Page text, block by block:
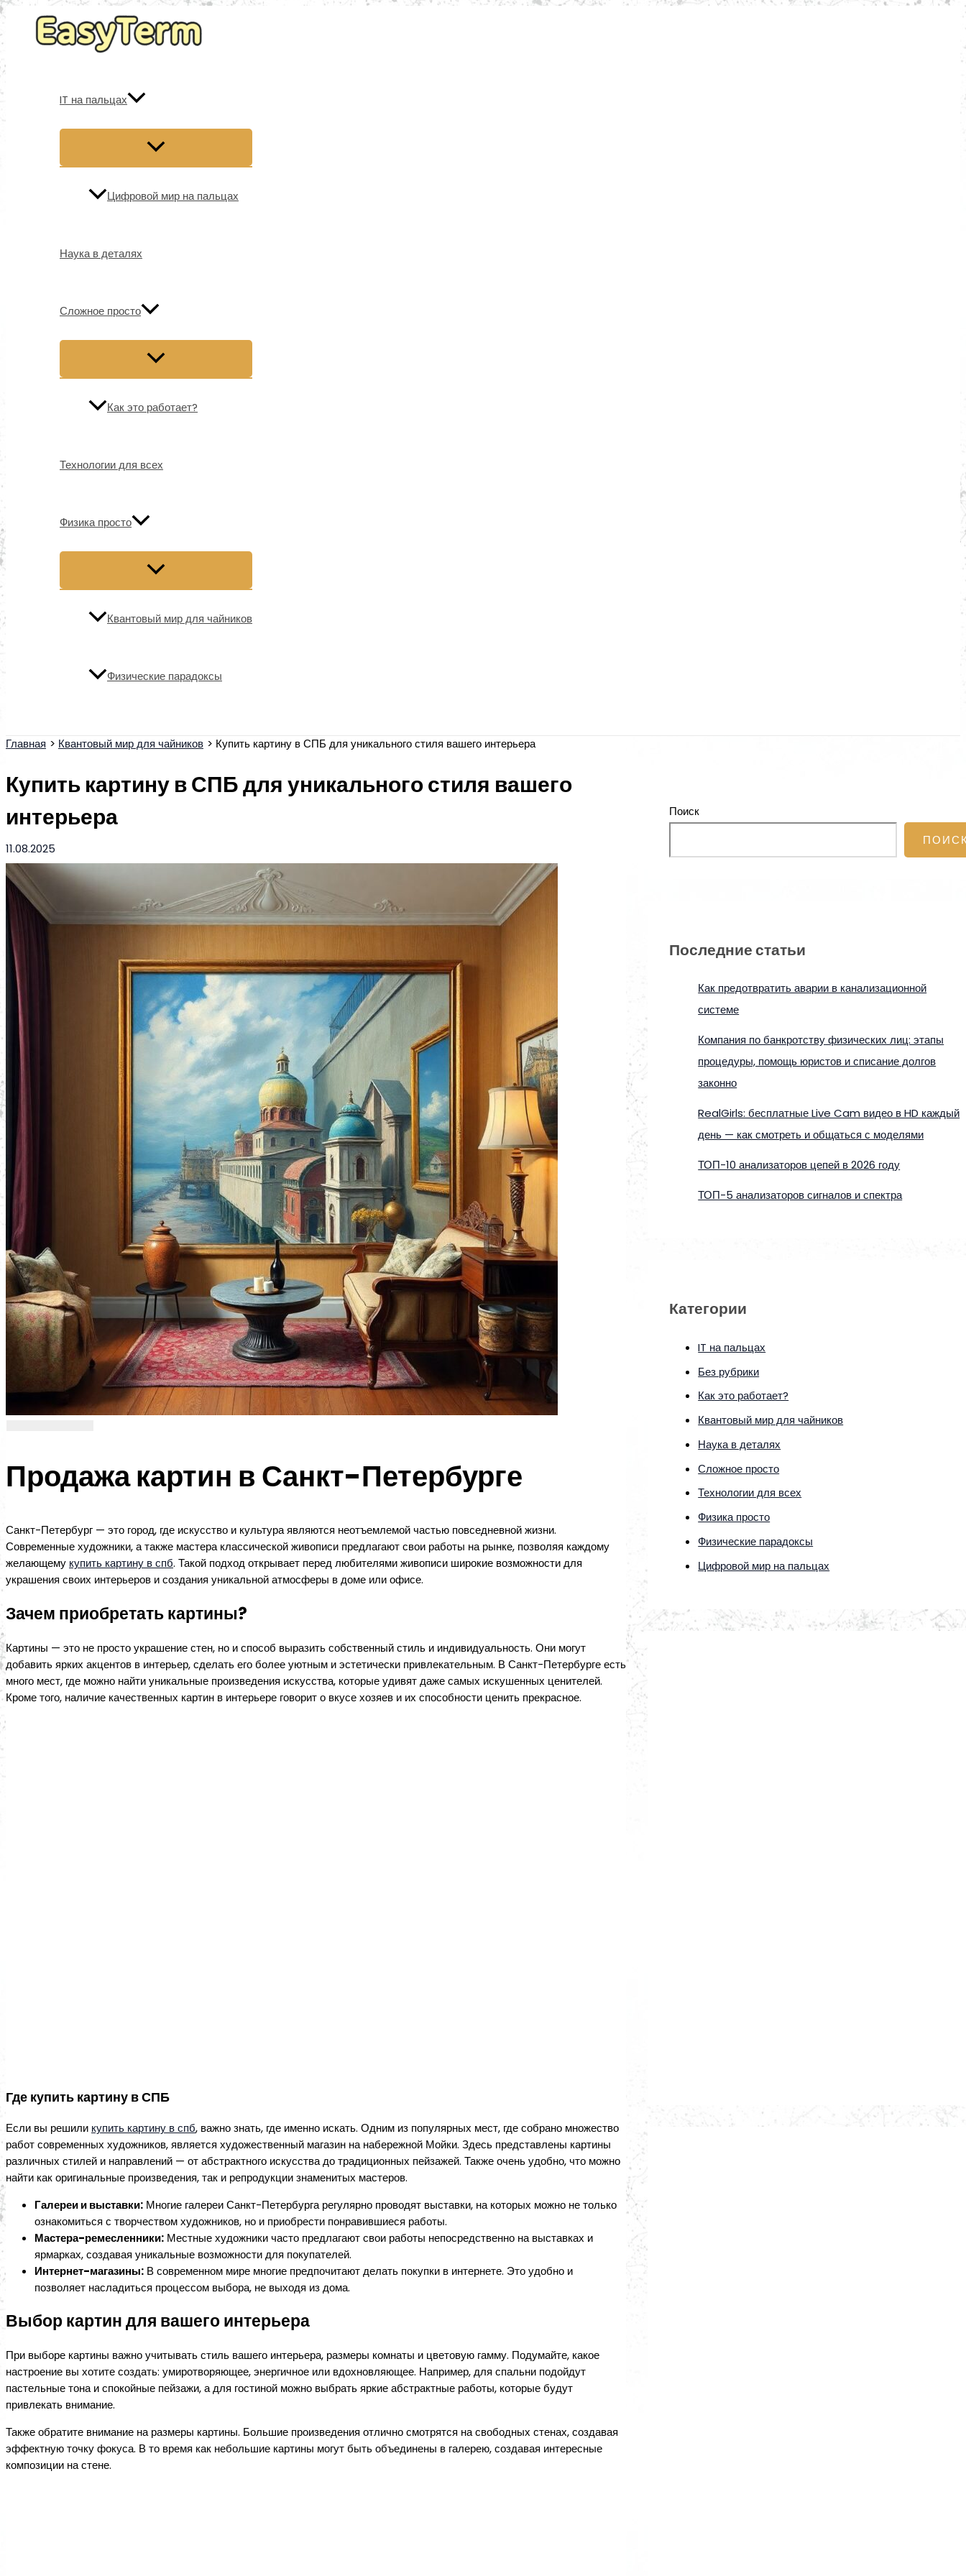
Перейти
содержимому
IT на пальцах
Цифровой мир на пальцах
Наука в деталях
Сложное просто
Как это работает?
Технологии для всех
Физика просто
Квантовый мир для чайников
Физические парадоксы
Главная Квантовый мир для чайников Купить картину в СПБ для уникального стиля вашего интерьера
Купить картину в СПБ для уникального стиля вашего
интерьера
11.08.2025
Продажа картин в Санкт-Петербурге
Санкт-Петербург — это город, где искусство и культура являются неотъемлемой частью повседневной жизни.
Современные художники, а также мастера классической живописи предлагают свои работы на рынке, позволяя каждому
желающему купить картину в спб. Такой подход открывает перед любителями живописи широкие возможности для
украшения своих интерьеров и создания уникальной атмосферы в доме или офисе.
Зачем приобретать картины?
Картины — это не просто украшение стен, но и способ выразить собственный стиль и индивидуальность. Они могут
добавить ярких акцентов в интерьер, сделать его более уютным и эстетически привлекательным. В Санкт-Петербурге есть
много мест, где можно найти уникальные произведения искусства, которые удивят даже самых искушенных ценителей.
Кроме того, наличие качественных картин в интерьере говорит о вкусе хозяев и их способности ценить прекрасное.
Где купить картину в СПБ
Если вы решили купить картину в спб, важно знать, где именно искать. Одним из популярных мест, где собрано множество
работ современных художников, является художественный магазин на набережной Мойки. Здесь представлены картины
различных стилей и направлений — от абстрактного искусства до традиционных пейзажей. Также очень удобно, что можно
найти как оригинальные произведения, так и репродукции знаменитых мастеров.
Галереи и выставки: Многие галереи Санкт-Петербурга регулярно проводят выставки, на которых можно не только
ознакомиться с творчеством художников, но и приобрести понравившиеся работы.
Мастера-ремесленники: Местные художники часто предлагают свои работы непосредственно на выставках и
ярмарках, создавая уникальные возможности для покупателей.
Интернет-магазины: В современном мире многие предпочитают делать покупки в интернете. Это удобно и
позволяет насладиться процессом выбора, не выходя из дома.
Выбор картин для вашего интерьера
При выборе картины важно учитывать стиль вашего интерьера, размеры комнаты и цветовую гамму. Подумайте, какое
настроение вы хотите создать: умиротворяющее, энергичное или вдохновляющее. Например, для спальни подойдут
пастельные тона и спокойные пейзажи, а для гостиной можно выбрать яркие абстрактные работы, которые будут
привлекать внимание.
Также обратите внимание на размеры картины. Большие произведения отлично смотрятся на свободных стенах, создавая
эффектную точку фокуса. В то время как небольшие картины могут быть объединены в галерею, создавая интересные
композиции на стене.
Поиск
Последние статьи
Как предотвратить аварии в канализационной
системе
Компания по банкротству физических лиц: этапы
процедуры, помощь юристов и списание долгов
законно
RealGirls: бесплатные Live Cam видео в HD каждый
день — как смотреть и общаться с моделями
ТОП-10 анализаторов цепей в 2026 году
ТОП-5 анализаторов сигналов и спектра
Категории
IT на пальцах
Без рубрики
Как это работает?
Квантовый мир для чайников
Наука в деталях
Сложное просто
Технологии для всех
Физика просто
Физические парадоксы
Цифровой мир на пальцах